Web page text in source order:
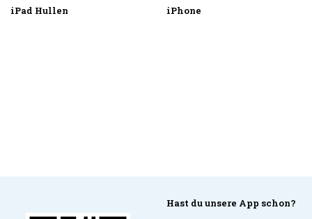
iPad Hullen iPhone
Hast du unsere App schon?